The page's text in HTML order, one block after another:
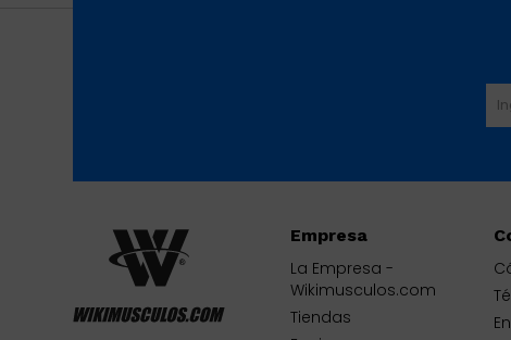
Empresa
La Empresa -
Wikimusculos.com
Tiendas